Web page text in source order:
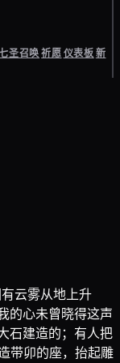
圣召唤祈愿仪表板新
云雾从地上升
的心未曾晓得这声
石建造的；有人把
带卯的座，抬起雕